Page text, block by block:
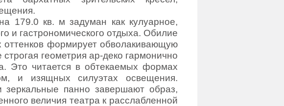
179.0 кв. м задуман как кулуарное,
и гастрономического отдыха. Обилие
оттенков формирует обволакивающую
геометрия ар-деко гармонично
Это читается в обтекаемых формах
и изящных силуэтах освещения.
панно завершают образ,
величия театра к расслабленной